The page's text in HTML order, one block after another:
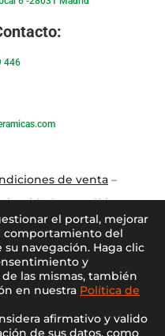
446
de venta–
–Política
–Mi Cuenta
el portal, mejorar
comportamiento del
navegación. Haga clic
y
las mismas, también
en nuestra Política de
afirmativo y valido
de sus datos, como